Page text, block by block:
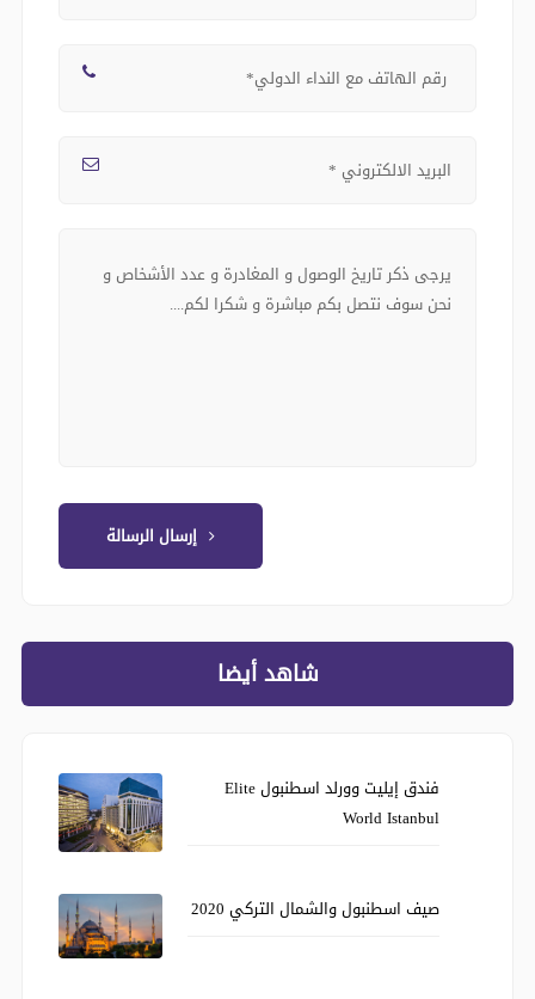
إرسال الرسالة
شاهد أيضا
فندق إيليت وورلد اسطنبول Elite
World Istanbul
صيف اسطنبول والشمال التركي 2020